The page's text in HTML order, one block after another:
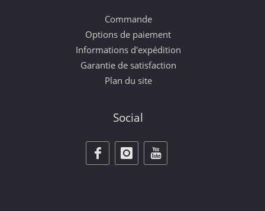
Commande
Options de paiement
Informations d'expédition
Garantie de satisfaction
Plan du site
Social